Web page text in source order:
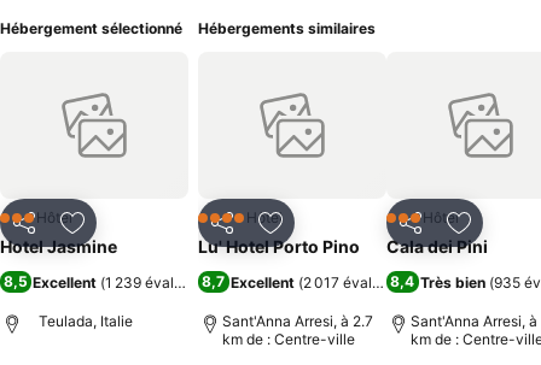
moment de l'année
Hébergement sélectionné
PartagerAjouter à mes favoris
3 ÉtoilesHôtel
Hotel Jasmine
8,5 Excellent (1 239 évaluations)
Teulada, Italie
Hébergements similaires
PartagerAjouter à mes favoris
4 ÉtoilesHôtel
Lu' Hotel Porto Pino
8,7 Excellent (2 017 évaluations)
Sant'Anna Arresi, à 2.7
km de : Centre-ville
PartagerAjouter
3 ÉtoilesHôtel
Cala dei Pini
8,4 Très bien (935
Sant'Anna Arresi, à
km de : Centre-